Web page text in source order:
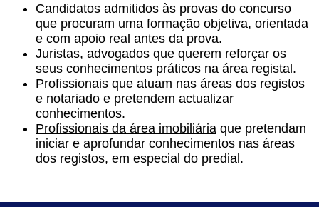
Candidatos admitidos às provas do concurso
que procuram uma formação objetiva, orientada
e com apoio real antes da prova.
Juristas, advogados que querem reforçar os
seus conhecimentos práticos na área registal.
Profissionais que atuam nas áreas dos registos
e notariado e pretendem actualizar
conhecimentos.
Profissionais da área imobiliária que pretendam
iniciar e aprofundar conhecimentos nas áreas
dos registos, em especial do predial.